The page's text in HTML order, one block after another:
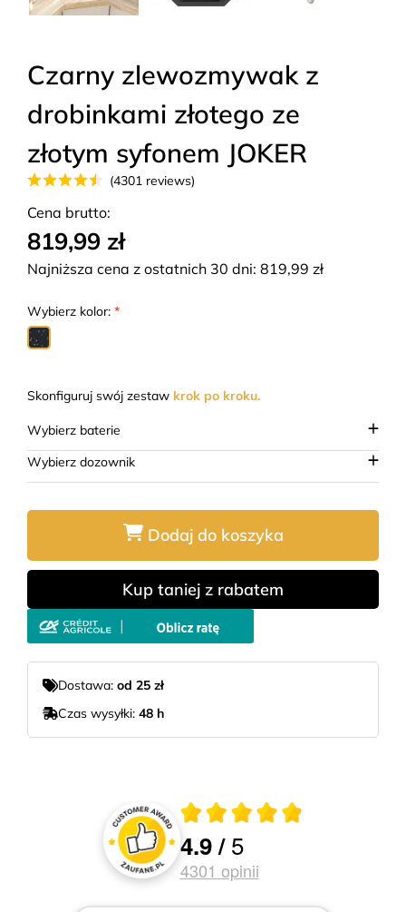
Czarny zlewozmywak z
drobinkami złotego ze
złotym syfonem JOKER
(4301 reviews)
Cena brutto:
819,99 zł
Najniższa cena z ostatnich 30 dni: 819,99 zł
Wybierz kolor: *
Skonfiguruj swój zestaw krok po kroku.
Wybierz baterie
Wybierz dozownik
Dodaj do koszyka
Kup taniej z rabatem
Dostawa: od 25 zł
Czas wysyłki: 48 h
Oceny i recenzje klientów
Średnia ocena 4.9 z 5
4.9/5
4301 opinii